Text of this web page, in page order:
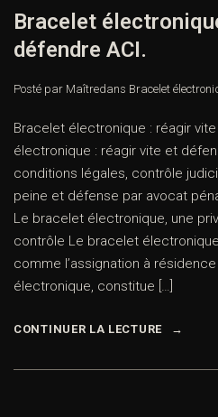
Bracelet
défendre ACI.
Posté par Maîtredans Bracelet
Bracelet électronique : réagir
électronique : réagir vite et
conditions légales, contrôle
peine et défense par avocat
Le bracelet électronique, une
contrôle Le bracelet
comme l’assignation à
électronique, constitue […]
CONTINUER LA LECTURE